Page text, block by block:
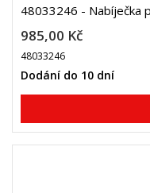
48033246 - Nabíječka
985,00 Kč
48033246
Dodání do 10 dní